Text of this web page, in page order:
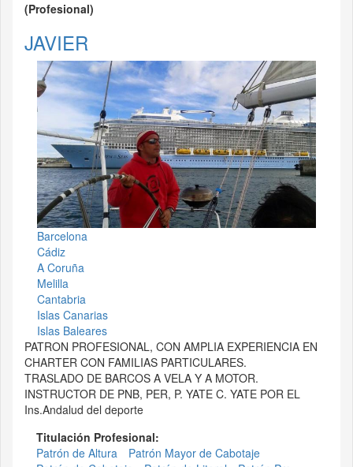
(Profesional)
JAVIER
Barcelona
Cádiz
A Coruña
Melilla
Cantabria
Islas Canarias
Islas Baleares
PATRON PROFESIONAL, CON AMPLIA EXPERIENCIA EN
CHARTER CON FAMILIAS PARTICULARES.
TRASLADO DE BARCOS A VELA Y A MOTOR.
INSTRUCTOR DE PNB, PER, P. YATE C. YATE POR EL
Ins.Andalud del deporte
Titulación Profesional:
Patrón de Altura
Patrón Mayor de Cabotaje